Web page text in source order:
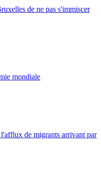
de ne pas s'immiscer
mondiale
l'afflux de migrants arrivant par